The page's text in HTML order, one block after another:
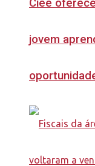
Ciee
jovem